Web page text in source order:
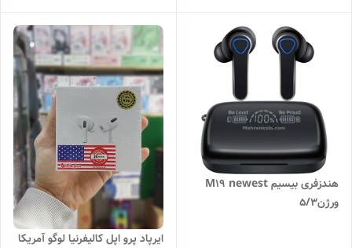
هندزفری بیسیم M19 newest
ورژن5/3
ایرپاد پرو اپل کالیفرنیا لوگو آمریکا